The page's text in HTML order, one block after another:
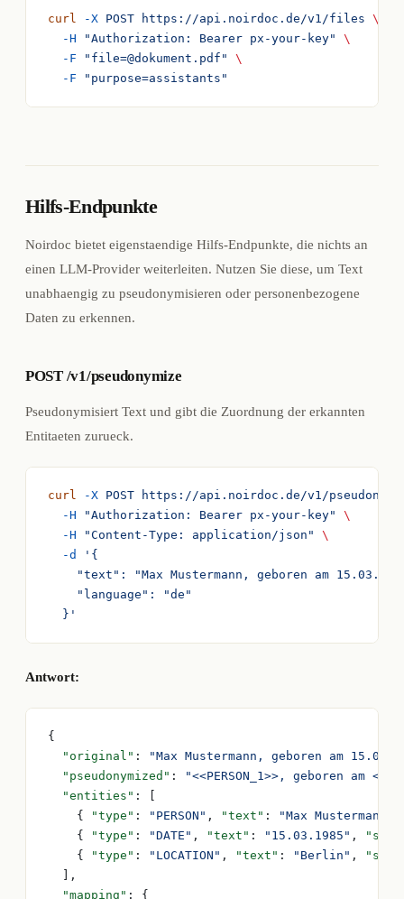
curl -X POST https://api.noirdoc.de/v1/files \
  -H
"Authorization: Bearer px-your-key"
\
  -F
"file=@dokument.pdf"
\
  -F
"purpose=assistants"
Hilfs-Endpunkte
Noirdoc bietet eigenstaendige Hilfs-Endpunkte, die nichts an
einen LLM-Provider weiterleiten. Nutzen Sie diese, um Text
unabhaengig zu pseudonymisieren oder personenbezogene
Daten zu erkennen.
POST /v1/pseudonymize
Pseudonymisiert Text und gibt die Zuordnung der erkannten
Entitaeten zurueck.
curl -X POST https://api.noirdoc.de/v1/
  -H
"Authorization: Bearer px-your-key"
\
  -H
"Content-Type: application/json"
\
  -d
'{
"text": "Max Mustermann, geboren am
    "language": "de"
  }'
Antwort:
{
  "original"
:
"Max Mustermann, geboren am
  "pseudonymized"
:
"<<PERSON_1>>, geboren am
  "entities"
: [
    {
"type" : "PERSON" , "text" : "Max Mustermann"
    {
"type" : "DATE" , "text" : "15.03.1985" ,
    {
"type" : "LOCATION" , "text" : "Berlin" ,
  ],
  "mapping"
: {